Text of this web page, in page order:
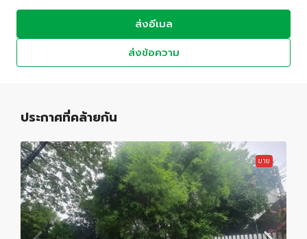
ส่งอีเมล
ส่งข้อความ
ประกาศที่คล้ายกัน
ขาย